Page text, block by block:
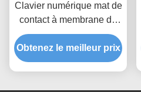
Clavier numérique mat de
contact à membrane de
FPC, contact à
membrane d'ANIMAL
FAMILIER pour des cafés
Obtenez le meilleur prix